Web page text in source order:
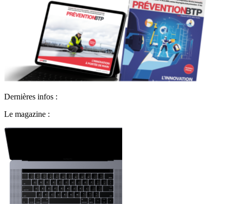
Dernières infos :
Le magazine :